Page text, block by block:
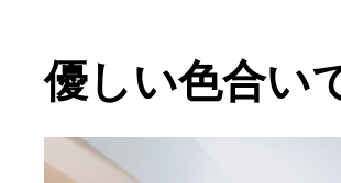
優しい色合い